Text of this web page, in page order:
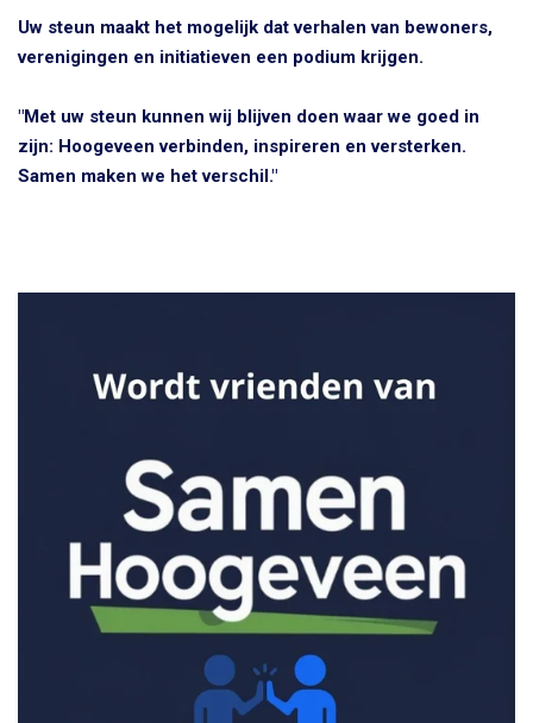
Uw steun maakt het mogelijk dat verhalen van bewoners,
verenigingen en initiatieven een podium krijgen.
"Met uw steun kunnen wij blijven doen waar we goed in
zijn: Hoogeveen verbinden, inspireren en versterken.
Samen maken we het verschil."